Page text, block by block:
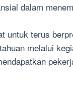
dalam
untuk terus
melalui